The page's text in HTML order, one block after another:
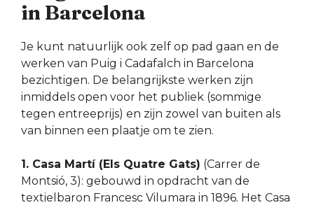
in Barcelona
Je kunt natuurlijk ook zelf op pad gaan en de
werken van Puig i Cadafalch in Barcelona
bezichtigen. De belangrijkste werken zijn
inmiddels open voor het publiek (sommige
tegen entreeprijs) en zijn zowel van buiten als
van binnen een plaatje om te zien.
1. Casa Martí (Els Quatre Gats) (Carrer de
Montsió, 3): gebouwd in opdracht van de
textielbaron Francesc Vilumara in 1896. Het Casa